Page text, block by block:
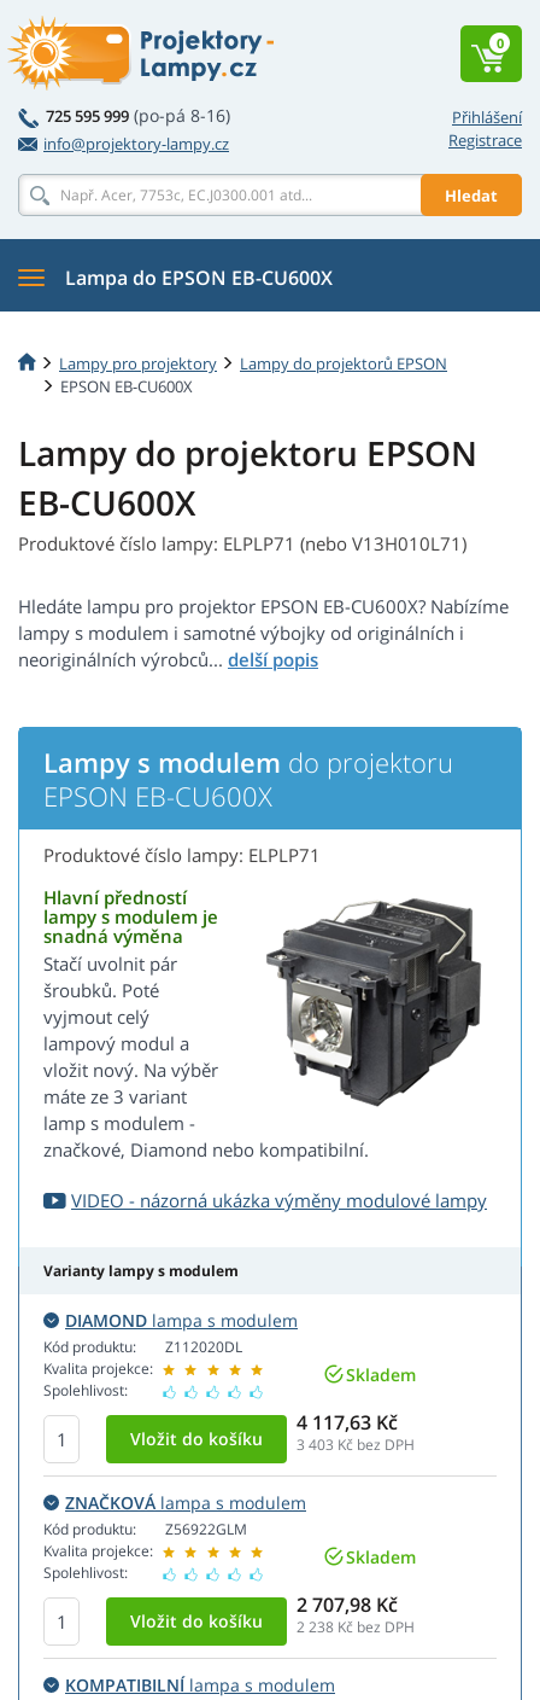
Přihlášení
Registrace
725 595 999 (po-pá 8-16)
info@projektory-lampy.cz
Hledat
0
Lampa do EPSON EB-CU600X
Lampy pro projektory
Lampy do projektorů EPSON
EPSON EB-CU600X
Lampy do projektoru EPSON
EB-CU600X
Produktové číslo lampy: ELPLP71 (nebo V13H010L71)
Hledáte lampu pro projektor EPSON EB-CU600X? Nabízíme
lampy s modulem i samotné výbojky od originálních i
neoriginálních výrobců...
Lampy s modulem do projektoru
EPSON EB-CU600X
Produktové číslo lampy: ELPLP71
Hlavní předností
lampy s modulem je
snadná výměna
Stačí uvolnit pár
šroubků. Poté
vyjmout celý
lampový modul a
vložit nový. Na výběr
máte ze 3 variant
lamp s modulem -
značkové, Diamond nebo kompatibilní.
VIDEO - názorná ukázka výměny modulové lampy
Varianty lampy s modulem
DIAMOND lampa s modulem
Kód produktu:
Kvalita projekce:
Spolehlivost:
Z112020DL
Skladem
4 117,63 Kč
3 403 Kč bez DPH
ZNAČKOVÁ lampa s modulem
Kód produktu:
Kvalita projekce:
Spolehlivost:
Z56922GLM
Skladem
2 707,98 Kč
2 238 Kč bez DPH
KOMPATIBILNÍlampa s modulem